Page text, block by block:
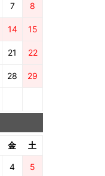
7 8
14 15
21 22
28 29
金 土
4 5